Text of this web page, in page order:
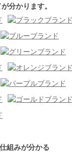
分かります。
組みが分かる